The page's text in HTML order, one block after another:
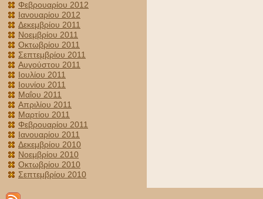
Φεβρουαρίου 2012
Ιανουαρίου 2012
Δεκεμβρίου 2011
Νοεμβρίου 2011
Οκτωβρίου 2011
Σεπτεμβρίου 2011
Αυγούστου 2011
Ιουλίου 2011
Ιουνίου 2011
Μαΐου 2011
Απριλίου 2011
Μαρτίου 2011
Φεβρουαρίου 2011
Ιανουαρίου 2011
Δεκεμβρίου 2010
Νοεμβρίου 2010
Οκτωβρίου 2010
Σεπτεμβρίου 2010